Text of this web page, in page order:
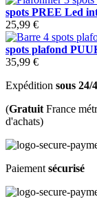
spots PREE Led
25,99 €
spots plafond
35,99 €
Expédition sous 24/
(Gratuit France
d'achats)
Paiement sécurisé